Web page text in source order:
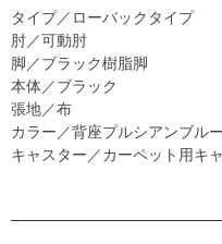
タイプ／ローバックタイプ
肘／可動肘
脚／ブラック樹脂脚
本体／ブラック
張地／布
カラー／背座プルシアンブルー
キャスター／カーペット用キ